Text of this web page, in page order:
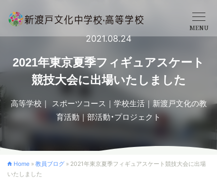
学校概要
高等学校
入学案内
MENU
2021.08.24
2021年東京夏季フィギュアスケート
競技大会に出場いたしました
高等学校 スポーツコース 学校生活
新渡戸文化の教
育活動
部活動・プロジェクト
Home » 教員ブログ » 2021年東京夏季フィギュアスケート競技大会に出場
いたしました